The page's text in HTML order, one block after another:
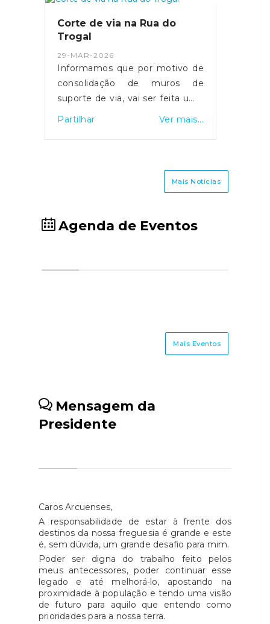
Corte de via na Rua do
Trogal
29-MAR-2026
Informamos que por motivo de
consolidação de muros de
suporte de via, vai ser feita uma
intervenção na Rua do Trogal,
estrada cortada ao transito,
semana.Agradecemos a
Partilhar Ver mais...
Mais Notícias
Agenda de Eventos
Mais Eventos
Mensagem da
Presidente
Caros Arcuenses,
A responsabilidade de estar à frente dos
destinos da nossa freguesia é grande e este
é, sem dúvida, um grande desafio para mim.
Poder ser digna do trabalho feito pelos
meus antecessores, poder continuar esse
legado e até melhorá-lo, apostando na
proximidade à população e tendo uma visão
de futuro para aquilo que entendo como
prioridades para a nossa terra.